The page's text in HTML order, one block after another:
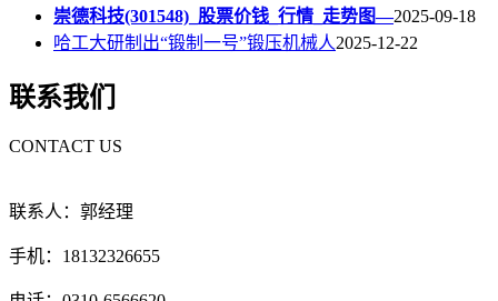
崇德科技(301548)_股票价钱_行情_走势图—2025-09-18
哈工大研制出“锻制一号”锻压机械人2025-12-22
联系我们
CONTACT US
联系人：郭经理
手机：18132326655